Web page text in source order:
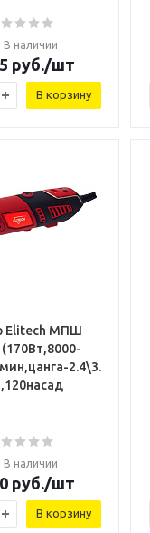
В наличии
руб./шт
В корзину
Elitech МПШ
В наличии
руб./шт
В корзину